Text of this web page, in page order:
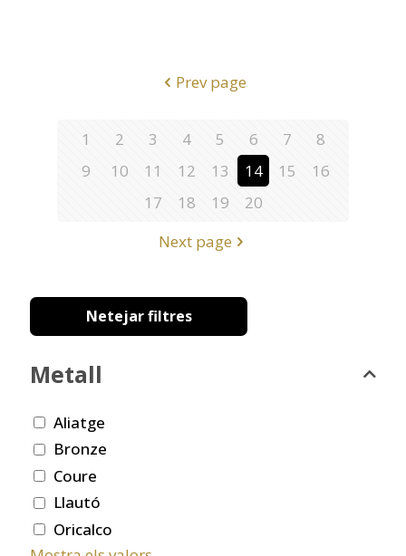
Prev page
1 2 3 4 5 6 7
8
9
10 11 12 13 14 15
16
17
18 19
20
Next page
Netejar filtres
Metall
Aliatge
Bronze
Coure
Llautó
Oricalco